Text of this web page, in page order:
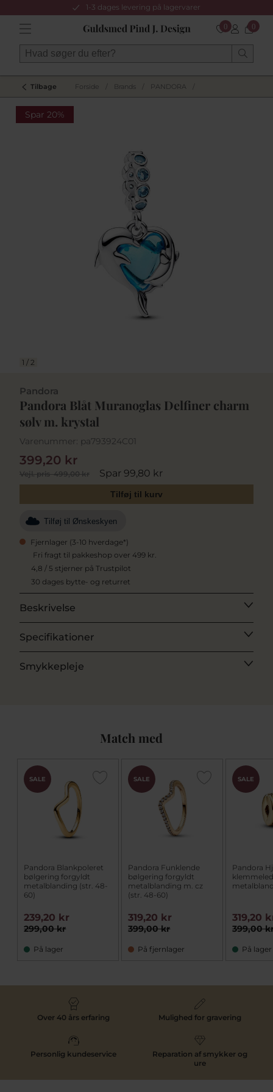
1-3 dages levering på lagervarer
0 0
Tilbage Forside Brands PANDORA
Spar 20%
1 / 2
Pandora
Pandora Blåt Muranoglas Delfiner charm
sølv m. krystal
Varenummer: pa793924C01
Vejl. pris499,00 kr Spar 99,80 kr
399,20 kr
Tilføj til kurv
Tilføj til Ønskeskyen
Fjernlager (3-10 hverdage*)
Fri fragt til pakkeshop over 499 kr.
4,8 / 5 stjerner på Trustpilot
30 dages bytte- og returret
Beskrivelse
Specifikationer
Smykkepleje
Match med
SALE
Pandora Blankpoleret
bølgering forgyldt
metalblanding (str. 48-
60)
299,00 kr
239,20 kr
På lager
SALE
Pandora Funklende
bølgering forgyldt
metalblanding m. cz
(str. 48-60)
399,00 kr
319,20 kr
På fjernlager
SALE
Pandora
399,00
319,20
På lager
Over 40 års erfaring Mulighed for gravering
Personlig kundeservice
Reparation af smykker og
ure